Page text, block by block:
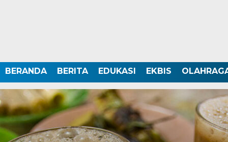
BERANDA BERITA EDUKASI EKBIS